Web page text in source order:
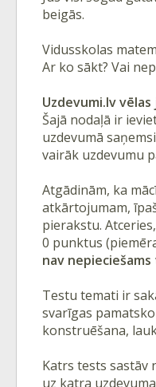
beigās.
Vidusskolas
Ar ko sākt? Vai
Uzdevumi.lv
Šajā nodaļā ir
uzdevumā
vairāk uzdevumu
Atgādinām, ka
atkārtojumam,
pierakstu.
0 punktus
nav
Testu temati ir
svarīgas
konstruēšana,
Katrs tests sastāv
uz katra